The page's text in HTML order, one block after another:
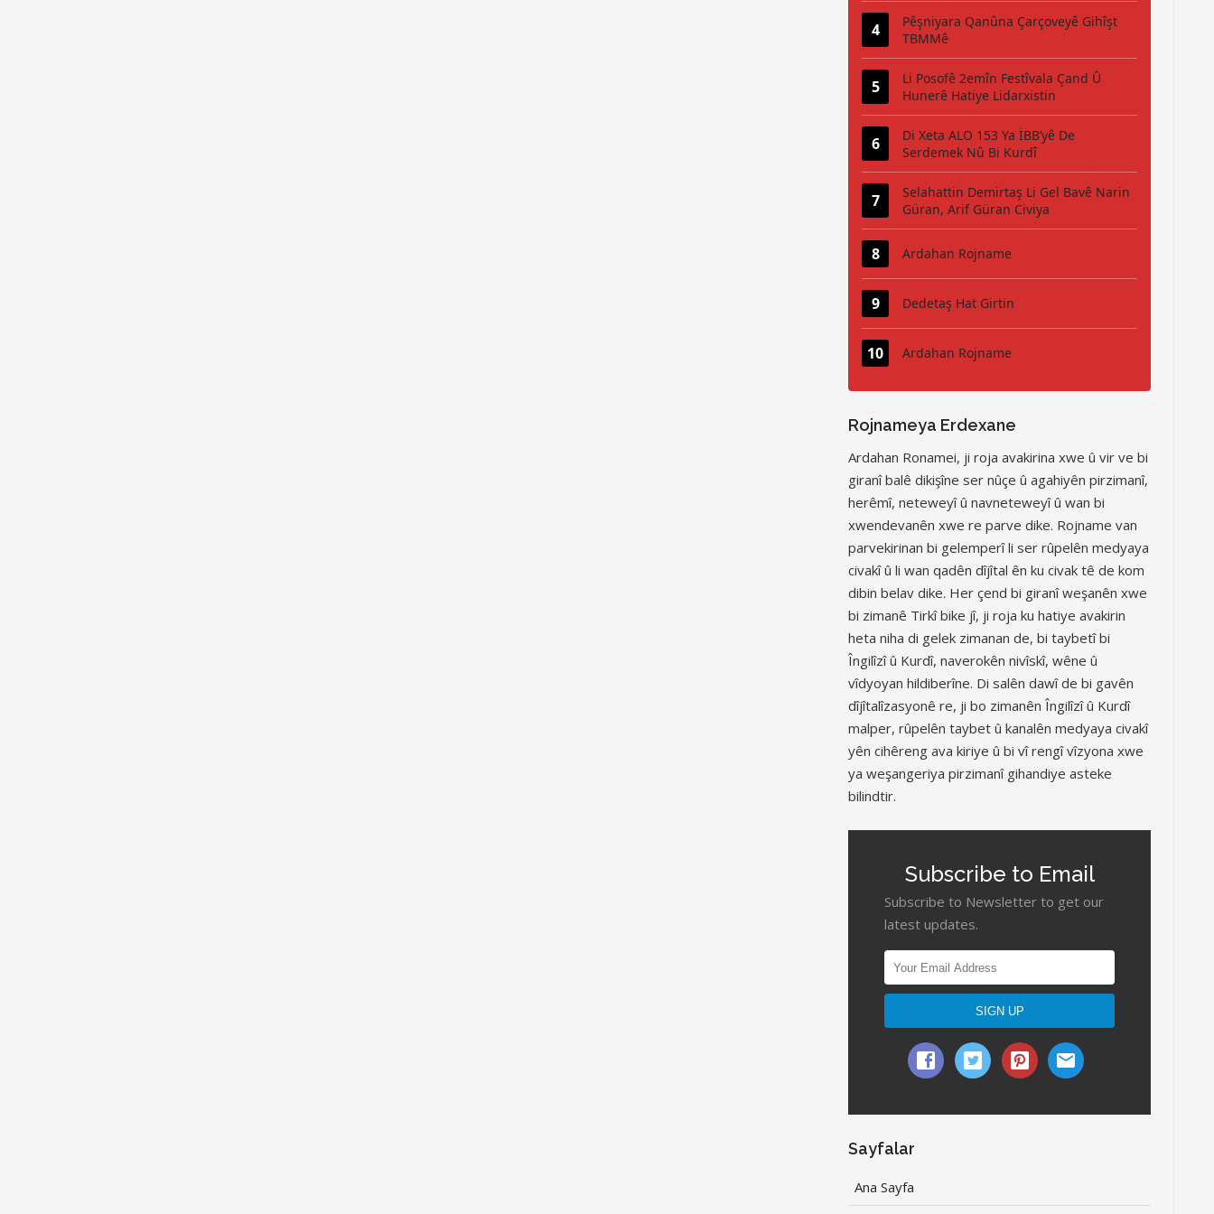
Pêşniyara Qanûna Çarçoveyê Gihîşt
TBMMê
Li Posofê 2emîn Festîvala Çand Û
Hunerê Hatiye Lidarxistin
Di Xeta ALO 153 Ya İBB’yê De
Serdemek Nû Bi Kurdî
Selahattin Demirtaş Li Gel Bavê Narin
Güran, Arif Güran Civiya
Ardahan Rojname
Dedetaş Hat Girtin
Ardahan Rojname
Rojnameya Erdexane
Ardahan Ronamei, ji roja avakirina xwe û vir ve bi
giranî balê dikişîne ser nûçe û agahiyên pirzimanî,
herêmî, neteweyî û navneteweyî û wan bi
xwendevanên xwe re parve dike. Rojname van
parvekirinan bi gelemperî li ser rûpelên medyaya
civakî û li wan qadên dîjîtal ên ku civak tê de kom
dibin belav dike. Her çend bi giranî weşanên xwe
bi zimanê Tirkî bike jî, ji roja ku hatiye avakirin
heta niha di gelek zimanan de, bi taybetî bi
Îngilîzî û Kurdî, naverokên nivîskî, wêne û
vîdyoyan hildiberîne. Di salên dawî de bi gavên
dîjîtalîzasyonê re, ji bo zimanên Îngilîzî û Kurdî
malper, rûpelên taybet û kanalên medyaya civakî
yên cihêreng ava kiriye û bi vî rengî vîzyona xwe
ya weşangeriya pirzimanî gihandiye asteke
bilindtir.
Subscribe to Email
Subscribe to Newsletter to get our
latest updates.
Sayfalar
Ana Sayfa